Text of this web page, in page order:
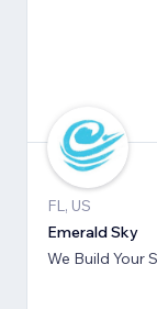
FL, US
Emerald Sky
We Build Your